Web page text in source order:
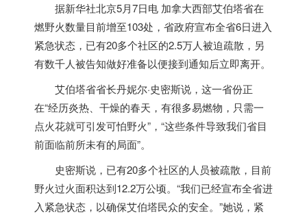
据新华社北京5月7日电 加拿大西部艾伯塔省在
燃野火数量目前增至103处，省政府宣布全省6日进入
紧急状态，已有20多个社区的2.5万人被迫疏散，另
有数千人被告知做好准备以便接到通知后立即离开。
艾伯塔省省长丹妮尔·史密斯说，这一省份正
在“经历炎热、干燥的春天，有很多易燃物，只需一
点火花就可引发可怕野火”，“这些条件导致我们省目
前面临前所未有的局面”。
史密斯说，已有20多个社区的人员被疏散，目前
野火过火面积达到12.2万公顷。“我们已经宣布全省进
入紧急状态，以确保艾伯塔民众的安全。”她说，紧